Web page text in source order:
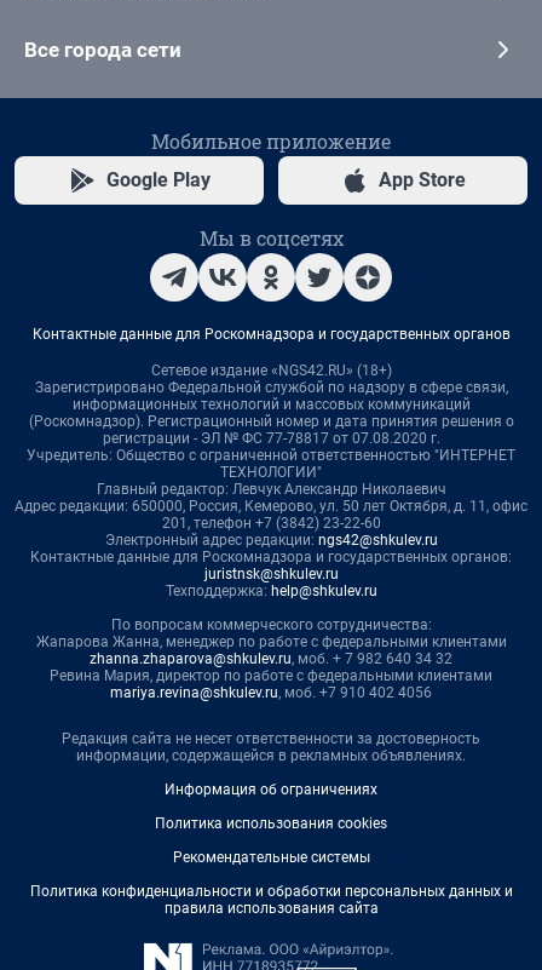
Все города сети
Мобильное приложение
Google Play App Store
Мы в соцсетях
Контактные данные для Роскомнадзора и государственных органов
Сетевое издание «NGS42.RU» (18+)
Зарегистрировано Федеральной службой по надзору в сфере связи,
информационных технологий и массовых коммуникаций
(Роскомнадзор). Регистрационный номер и дата принятия решения о
регистрации - ЭЛ № ФС 77-78817 от 07.08.2020 г.
Учредитель: Общество с ограниченной ответственностью "ИНТЕРНЕТ
ТЕХНОЛОГИИ"
Главный редактор: Левчук Александр Николаевич
Адрес редакции: 650000, Россия, Кемерово, ул. 50 лет Октября, д. 11, офис
201, телефон +7 (3842) 23-22-60
Электронный адрес редакции: ngs42@shkulev.ru
Контактные данные для Роскомнадзора и государственных органов:
juristnsk@shkulev.ru
Техподдержка: help@shkulev.ru
По вопросам коммерческого сотрудничества:
Жапарова Жанна, менеджер по работе с федеральными клиентами
zhanna.zhaparova@shkulev.ru, моб. + 7 982 640 34 32
Ревина Мария, директор по работе с федеральными клиентами
mariya.revina@shkulev.ru, моб. +7 910 402 4056
Редакция сайта не несет ответственности за достоверность
информации, содержащейся в рекламных объявлениях.
Информация об ограничениях
Политика использования cookies
Рекомендательные системы
Политика конфиденциальности и обработки персональных данных и
правила использования сайта